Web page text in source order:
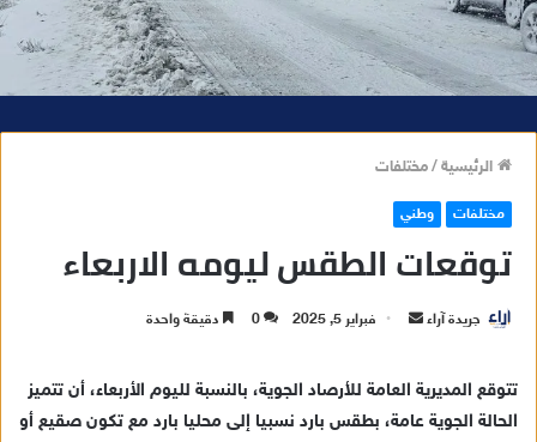
الرئيسية/مختلفات
مختلفات وطني
توقعات الطقس ليومه الاربعاء
جريدة آراء فبراير 5, 2025 0 دقيقة واحدة
تتوقع المديرية العامة للأرصاد الجوية، بالنسبة لليوم الأربعاء، أن تتميز
الحالة الجوية عامة، بطقس بارد نسبيا إلى محليا بارد مع تكون صقيع أو